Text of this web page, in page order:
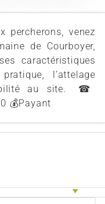
percherons, venez
de Courboyer,
caractéristiques
l’attelage
au site. ☎
💰 Payant